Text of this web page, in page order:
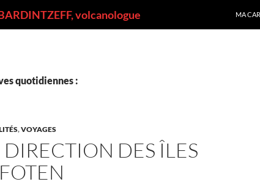
volcanologue
MA
quotidiennes :
,VOYAGES
DIRECTION DES ÎLES